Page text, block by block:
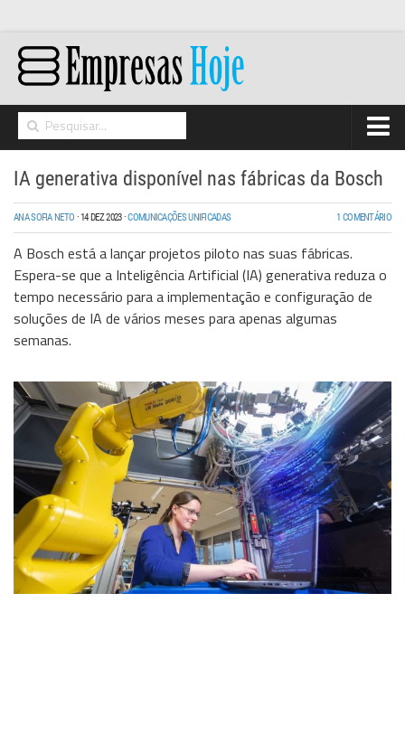
Home
Networking
Segurança
High Tech
Hosting/Cloud
I&D
Storage
Wireless
Informação
IA generativa disponível nas fábricas da Bosch
ANA SOFIA NETO ·14 DEZ 2023·COMUNICAÇÕES UNIFICADAS 1 COMENTÁRIO
A Bosch está a lançar projetos piloto nas suas fábricas.
Espera-se que a Inteligência Artificial (IA) generativa reduza o
tempo necessário para a implementação e configuração de
soluções de IA de vários meses para apenas algumas
semanas.